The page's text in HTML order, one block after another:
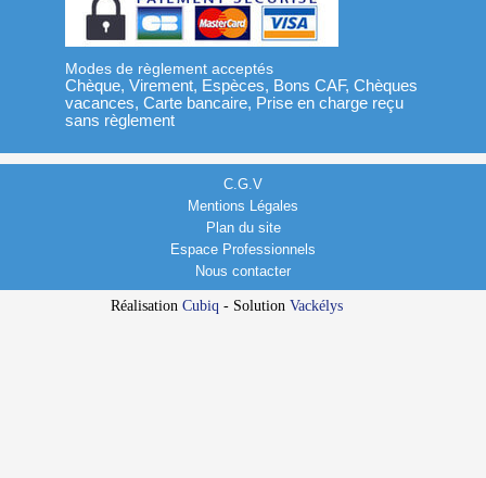
Modes de règlement acceptés
Chèque, Virement, Espèces, Bons CAF, Chèques
vacances, Carte bancaire, Prise en charge reçu
sans règlement
C.G.V
Mentions Légales
Plan du site
Espace Professionnels
Nous contacter
Réalisation Cubiq - Solution Vackélys